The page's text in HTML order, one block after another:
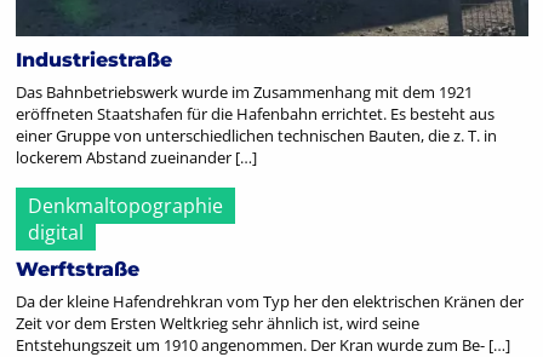
Industriestraße
Das Bahnbetriebswerk wurde im Zusammenhang mit dem 1921
eröffneten Staatshafen für die Hafenbahn errichtet. Es besteht aus
einer Gruppe von unterschiedlichen technischen Bauten, die z. T. in
lockerem Abstand zueinander […]
Denkmaltopographie
digital
Werftstraße
Da der kleine Hafendrehkran vom Typ her den elektrischen Kränen der
Zeit vor dem Ersten Weltkrieg sehr ähnlich ist, wird seine
Entstehungszeit um 1910 angenommen. Der Kran wurde zum Be- […]